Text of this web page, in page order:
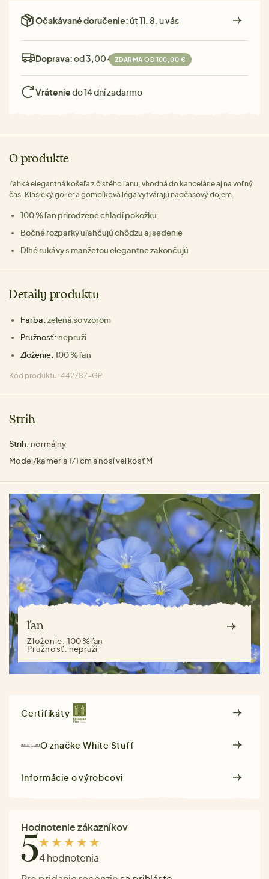
Očakávané doručenie:út 11. 8. u vás
Doprava:od 3,00 € ZDARMA OD 100,00 €
Vráteniedo 14 dní zadarmo
O produkte
Ľahká elegantná košeľa z čistého ľanu, vhodná do kancelárie aj na voľný
čas. Klasický golier a gombíková léga vytvárajú nadčasový dojem.
100 % ľan prirodzene chladí pokožku
Bočné rozparky uľahčujú chôdzu aj sedenie
Dlhé rukávy s manžetou elegantne zakončujú
Detaily produktu
Farba: zelená so vzorom
Pružnosť: nepruží
Zloženie: 100 % ľan
Kód produktu: 442787-GP
Strih
Strih: normálny
Model/ka meria 171 cm a nosí veľkosť M
ľan
Zloženie: 100 % ľan
Pružnosť: nepruží
Certifikáty
O značkeWhite Stuff
Informácie o výrobcovi
Hodnotenie zákazníkov
54 hodnotenia